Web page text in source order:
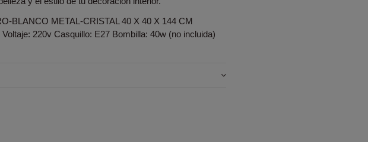
BLANCO METAL-CRISTAL 40 X 40 X 144 CM
220v Casquillo: E27 Bombilla: 40w (no incluida)